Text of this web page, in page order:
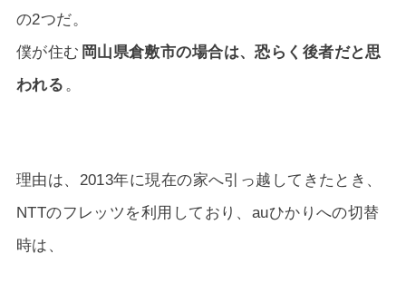
の2つだ。
僕が住む 岡山県倉敷市の場合は、恐らく後者だと思
われる 。
理由は、2013年に現在の家へ引っ越してきたとき、
NTTのフレッツを利用しており、auひかりへの切替
時は、